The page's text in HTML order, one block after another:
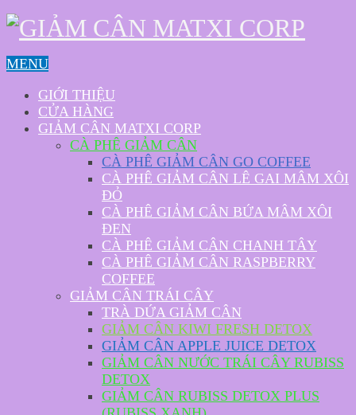
MENU
GIỚI THIỆU
CỬA HÀNG
GIẢM CÂN MATXI CORP
CÀ PHÊ GIẢM CÂN
CÀ PHÊ GIẢM CÂN GO COFFEE
CÀ PHÊ GIẢM CÂN LÊ GAI MÂM XÔI
ĐỎ
CÀ PHÊ GIẢM CÂN BỨA MÂM XÔI
ĐEN
CÀ PHÊ GIẢM CÂN CHANH TÂY
CÀ PHÊ GIẢM CÂN RASPBERRY
COFFEE
GIẢM CÂN TRÁI CÂY
TRÀ DỨA GIẢM CÂN
GIẢM CÂN KIWI FRESH DETOX
GIẢM CÂN APPLE JUICE DETOX
GIẢM CÂN NƯỚC TRÁI CÂY RUBISS
DETOX
GIẢM CÂN RUBISS DETOX PLUS